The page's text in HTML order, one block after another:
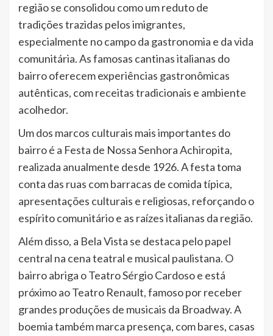
região se consolidou como um reduto de
tradições trazidas pelos imigrantes,
especialmente no campo da gastronomia e da vida
comunitária. As famosas cantinas italianas do
bairro oferecem experiências gastronômicas
autênticas, com receitas tradicionais e ambiente
acolhedor.
Um dos marcos culturais mais importantes do
bairro é a Festa de Nossa Senhora Achiropita,
realizada anualmente desde 1926. A festa toma
conta das ruas com barracas de comida típica,
apresentações culturais e religiosas, reforçando o
espírito comunitário e as raízes italianas da região.
Além disso, a Bela Vista se destaca pelo papel
central na cena teatral e musical paulistana. O
bairro abriga o Teatro Sérgio Cardoso e está
próximo ao Teatro Renault, famoso por receber
grandes produções de musicais da Broadway. A
boemia também marca presença, com bares, casas